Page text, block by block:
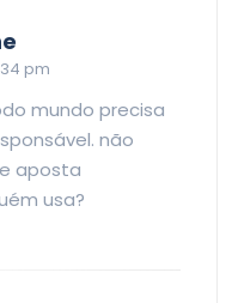
pm
mundo precisa
não
aposta
usa?